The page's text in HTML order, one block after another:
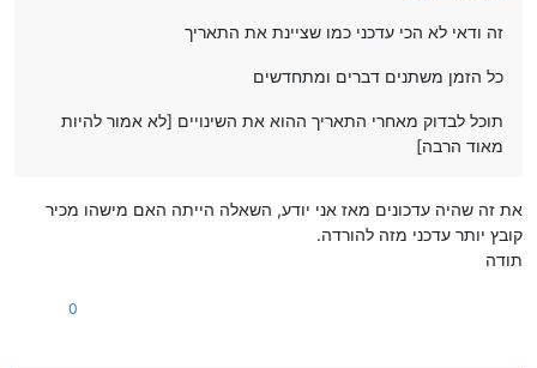
זה ודאי לא הכי עדכני כמו שציינת את התאריך
כל הזמן משתנים דברים ומתחדשים
תוכל לבדוק מאחרי התאריך ההוא את השינויים [לא אמור להיות
מאוד הרבה]
את זה שהיה עדכונים מאז אני יודע, השאלה הייתה האם מישהו מכיר
קובץ יותר עדכני מזה להורדה.
תודה
0